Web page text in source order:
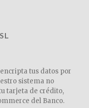
tus datos por
sistema no
tarjeta de crédito,
del Banco.